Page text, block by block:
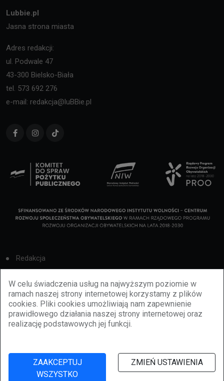
W celu świadczenia usług na najwyższym poziomie w
ramach naszej strony internetowej korzystamy z plików
cookies. Pliki cookies umożliwiają nam zapewnienie
prawidłowego działania naszej strony internetowej oraz
realizację podstawowych jej funkcji.
ZAAKCEPTUJ
WSZYSTKO
ZMIEŃ USTAWIENIA
Lubbie.pl
Jasna strona miasta
Adres redakcji:
ul. Podwale 47
43-300 Bielsko-Biała
tel. 573 692 276
e-mail: redakcja@luBBie.pl
Redakcja
Cookies
Reklama
BBiletomania